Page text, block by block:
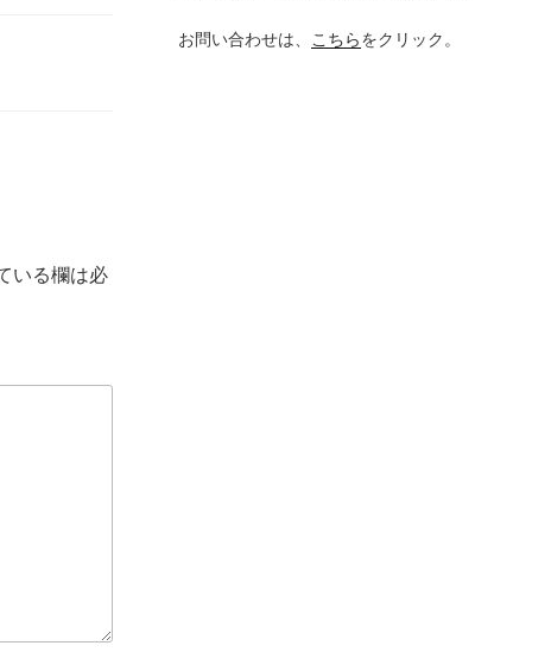
いる欄は必
お問い合わせは、 こちらをクリック。